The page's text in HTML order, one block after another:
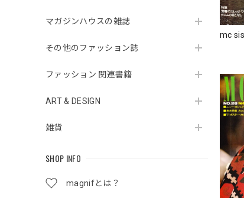
マガジンハウスの雑誌
その他のファッション誌
ファッション 関連書籍
ART & DESIGN
雑貨
SHOP INFO
magnifとは？
mc